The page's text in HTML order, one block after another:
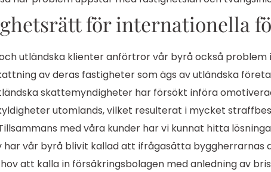
för internationella
utländska klienter anförtror vår byrå också problem
av deras fastigheter som ägs av utländska
skattemyndigheter har försökt införa
utomlands, vilket resulterat i mycket
med våra kunder har vi kunnat hitta
har vår byrå blivit kallad att ifrågasätta byggherrarnas
att kalla in försäkringsbolagen med anledning av